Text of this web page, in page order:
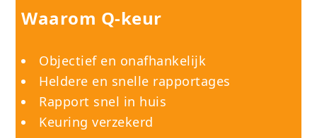
Waarom Q-keur
Objectief en onafhankelijk
Heldere en snelle rapportages
Rapport snel in huis
Keuring verzekerd